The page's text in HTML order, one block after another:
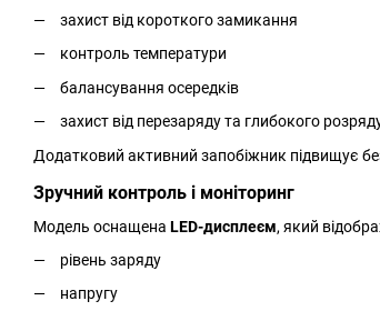
захист від короткого замикання
контроль температури
балансування осередків
захист від перезаряду та глибокого
Додатковий активний запобіжник підвищує
Зручний контроль і моніторинг
Модель оснащена LED-дисплеєм, який
рівень заряду
напругу